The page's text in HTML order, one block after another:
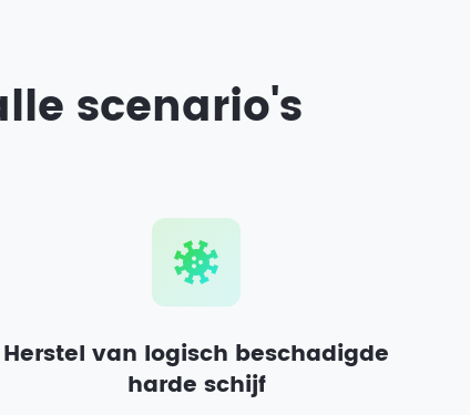
scenario's
Herstel van logisch beschadigde
harde schijf